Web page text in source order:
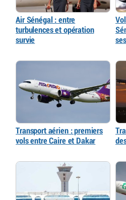
Air Sénégal : entre
turbulences et opération
survie
Transport aérien : premiers
vols entre Caire et Dakar